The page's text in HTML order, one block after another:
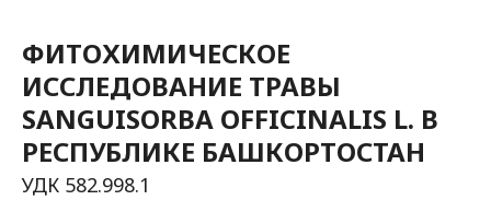
ФИТОХИМИЧЕСКОЕ
ИССЛЕДОВАНИЕ ТРАВЫ
SANGUISORBA OFFICINALIS L. В
РЕСПУБЛИКЕ БАШКОРТОСТАН
УДК 582.998.1